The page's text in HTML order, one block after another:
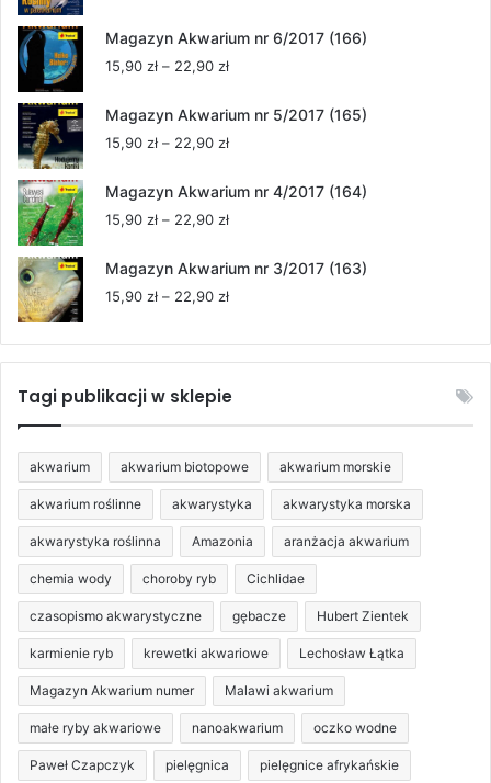
od
Magazyn Akwarium nr 6/2017 (166)
15,90 zł – 22,90 złZakres
od
Magazyn Akwarium nr 5/2017 (165)
15,90 zł – 22,90 złZakres
od
Magazyn Akwarium nr 4/2017 (164)
15,90 zł – 22,90 złZakres
od
Magazyn Akwarium nr 3/2017 (163)
15,90 zł – 22,90 złZakres
od
15,90 zł
Tagi publikacji w sklepie
akwarium akwarium biotopowe akwarium morskie
akwarium roślinne akwarystyka akwarystyka morska
akwarystyka roślinna Amazonia aranżacja akwarium
chemia wody choroby ryb Cichlidae
czasopismo akwarystyczne gębacze Hubert Zientek
karmienie ryb krewetki akwariowe Lechosław Łątka
Magazyn Akwarium numer Malawi akwarium
małe ryby akwariowe nanoakwarium oczko wodne
Paweł Czapczyk pielęgnica pielęgnice afrykańskie